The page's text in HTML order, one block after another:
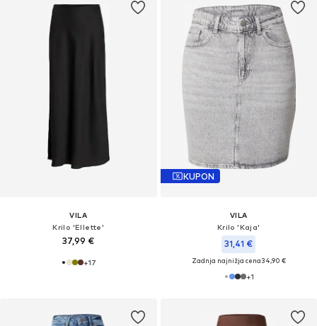
VILA
Krilo 'Ellette'
37,99 €
+17
KUPON
VILA
Krilo 'Kaja'
31,41 €
Zadnja najnižja cena34,90 €
+1